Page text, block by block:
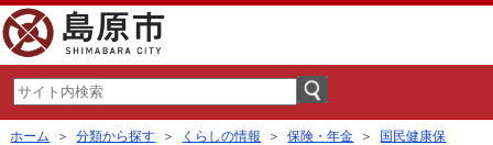
ホーム ＞分類から探す ＞ くらしの情報 ＞保険・年金 ＞
国民健康保